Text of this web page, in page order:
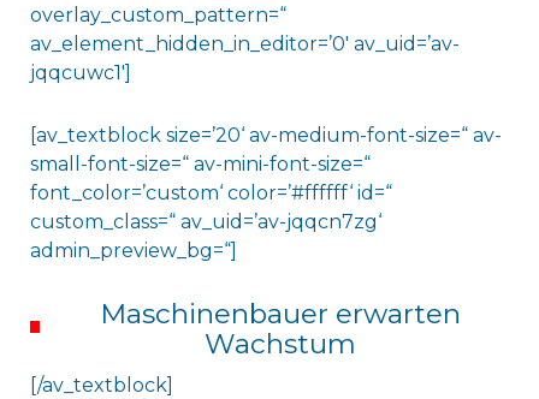
overlay_custom_pattern=“
av_element_hidden_in_editor=’0′ av_uid=’av-
jqqcuwc1′]
[av_textblock size=’20‘ av-medium-font-size=“ av-
small-font-size=“ av-mini-font-size=“
font_color=’custom‘ color=’#ffffff‘ id=“
custom_class=“ av_uid=’av-jqqcn7zg‘
admin_preview_bg=“]
Maschinenbauer erwarten
Wachstum
[/av_textblock]